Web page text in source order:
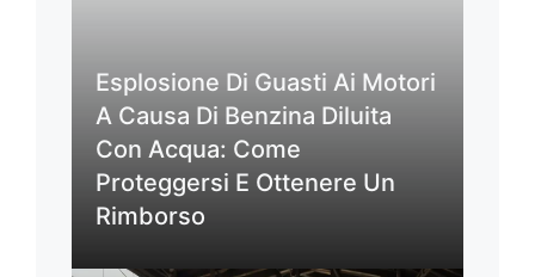
Esplosione Di Guasti Ai Motori
A Causa Di Benzina Diluita
Con Acqua: Come
Proteggersi E Ottenere Un
Rimborso